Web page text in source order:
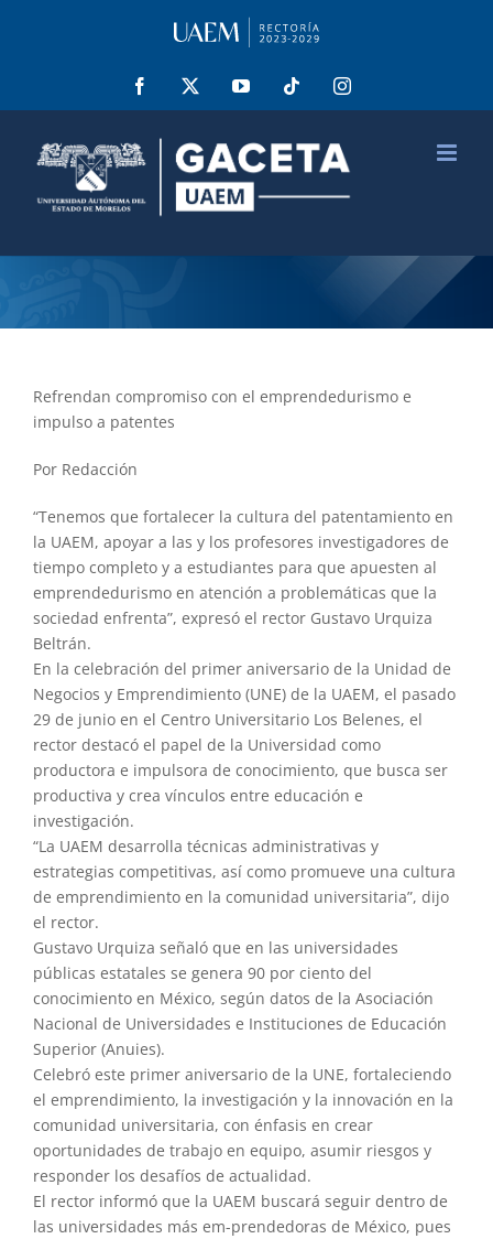
Facebook YouTube Tiktok Instagram
Refrendan compromiso con el emprendedurismo e
impulso a patentes
Por Redacción
“Tenemos que fortalecer la cultura del patentamiento en
la UAEM, apoyar a las y los profesores investigadores de
tiempo completo y a estudiantes para que apuesten al
emprendedurismo en atención a problemáticas que la
sociedad enfrenta”, expresó el rector Gustavo Urquiza
Beltrán.
En la celebración del primer aniversario de la Unidad de
Negocios y Emprendimiento (UNE) de la UAEM, el pasado
29 de junio en el Centro Universitario Los Belenes, el
rector destacó el papel de la Universidad como
productora e impulsora de conocimiento, que busca ser
productiva y crea vínculos entre educación e
investigación.
“La UAEM desarrolla técnicas administrativas y
estrategias competitivas, así como promueve una cultura
de emprendimiento en la comunidad universitaria”, dijo
el rector.
Gustavo Urquiza señaló que en las universidades
públicas estatales se genera 90 por ciento del
conocimiento en México, según datos de la Asociación
Nacional de Universidades e Instituciones de Educación
Superior (Anuies).
Celebró este primer aniversario de la UNE, fortaleciendo
el emprendimiento, la investigación y la innovación en la
comunidad universitaria, con énfasis en crear
oportunidades de trabajo en equipo, asumir riesgos y
responder los desafíos de actualidad.
El rector informó que la UAEM buscará seguir dentro de
las universidades más em-prendedoras de México, pues